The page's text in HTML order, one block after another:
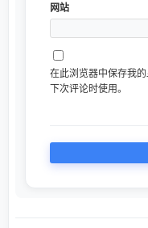
网站
在此浏览器中保存我
下次评论时使用。